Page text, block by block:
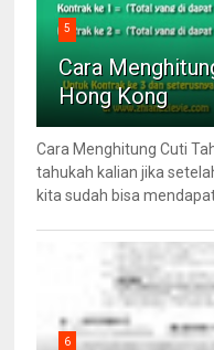
5
Cara
Hong Kong
Cara Menghitung Cuti
tahukah kalian jika
kita sudah bisa
6